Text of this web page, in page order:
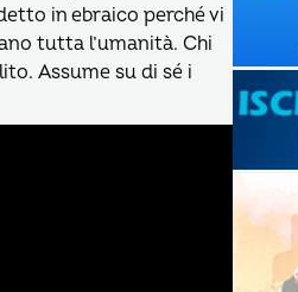
in ebraico perché vi
tutta l’umanità. Chi
Assume su di sé i